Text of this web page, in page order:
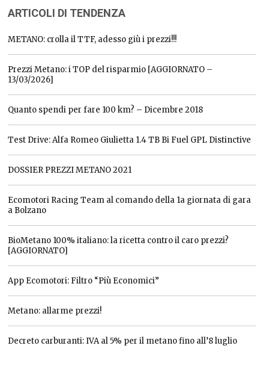
ARTICOLI DI TENDENZA
METANO: crolla il TTF, adesso giù i prezzi!!!
Prezzi Metano: i TOP del risparmio [AGGIORNATO –
13/03/2026]
Quanto spendi per fare 100 km? – Dicembre 2018
Test Drive: Alfa Romeo Giulietta 1.4 TB Bi Fuel GPL Distinctive
DOSSIER PREZZI METANO 2021
Ecomotori Racing Team al comando della 1a giornata di gara
a Bolzano
BioMetano 100% italiano: la ricetta contro il caro prezzi?
[AGGIORNATO]
App Ecomotori: Filtro “Più Economici”
Metano: allarme prezzi!
Decreto carburanti: IVA al 5% per il metano fino all’8 luglio